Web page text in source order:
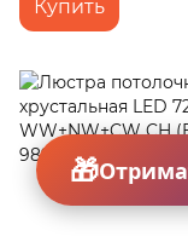
Купить